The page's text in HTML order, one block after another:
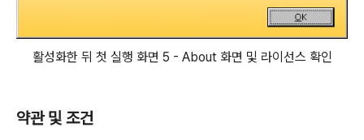
활성화한 뒤 첫 실행 화면 5 - About 화면 및 라이선스 확인
약관 및 조건